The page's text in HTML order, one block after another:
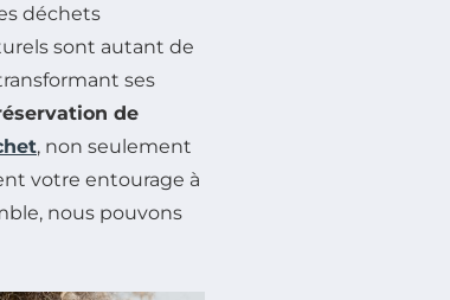
déchets
sont autant de
ses
de
, non seulement
votre entourage à
nous pouvons